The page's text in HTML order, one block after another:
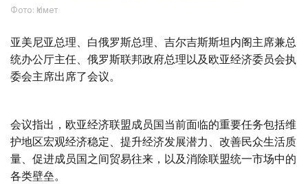
Фото: Үкімет
亚美尼亚总理、白俄罗斯总理、吉尔吉斯斯坦内阁主席兼总
统办公厅主任、俄罗斯联邦政府总理以及欧亚经济委员会执
委会主席出席了会议。
会议指出，欧亚经济联盟成员国当前面临的重要任务包括维
护地区宏观经济稳定、提升经济发展潜力、改善民众生活质
量、促进成员国之间贸易往来，以及消除联盟统一市场中的
各类壁垒。